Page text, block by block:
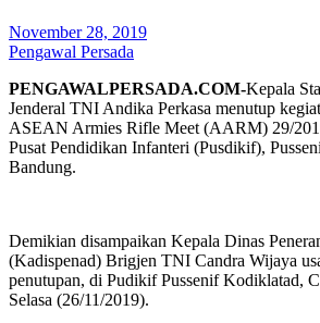
November 28, 2019
Pengawal Persada
PENGAWALPERSADA.COM-Kepala
Jenderal TNI Andika Perkasa menutup
ASEAN Armies Rifle Meet (AARM) 29/
Pusat Pendidikan Infanteri (Pusdikif),
Bandung.
Demikian disampaikan Kepala Dinas
(Kadispenad) Brigjen TNI Candra Wijaya
penutupan, di Pudikif Pussenif Kodiklatad,
Selasa (26/11/2019).